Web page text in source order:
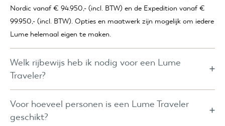
Nordic vanaf € 94.950,- (incl. BTW) en de Expedition vanaf €
99.950,- (incl. BTW). Opties en maatwerk zijn mogelijk om iedere
Lume helemaal eigen te maken.
Welk rijbewijs heb ik nodig voor een Lume
Traveler?
Voor de Adventure volstaat rijbewijs B vrijwel altijd. Alleen als
auto en aanhanger samen boven de 3.500 kg uitkomen is B+E
nodig. Voor de Nordic en Expedition is rijbewijs B+E vereist.
Voor hoeveel personen is een Lume Traveler
geschikt?